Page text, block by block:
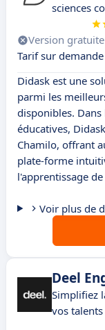
sciences
Version gratuite
Tarif sur demande
Didask est une
parmi les
disponibles.
éducatives,
Chamilo, offrant
plate-forme
l'apprentissage
Voir plus de
Deel
Simplifiez
vos